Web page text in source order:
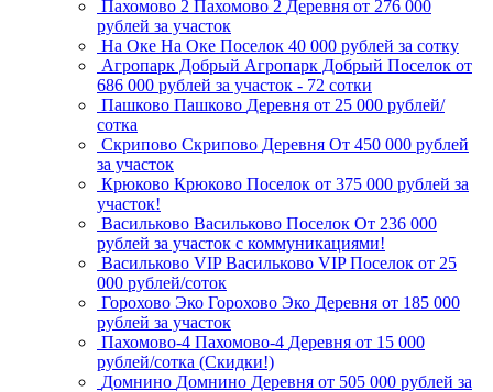
Пахомово 2 Пахомово 2 Деревня от 276 000
рублей за участок
На Оке На Оке Поселок 40 000 рублей за сотку
Агропарк Добрый Агропарк Добрый Поселок от
686 000 рублей за участок - 72 сотки
Пашково Пашково Деревня от 25 000 рублей/
сотка
Скрипово Скрипово Деревня От 450 000 рублей
за участок
Крюково Крюково Поселок от 375 000 рублей за
участок!
Васильково Васильково Поселок От 236 000
рублей за участок с коммуникациями!
Васильково VIP Васильково VIP Поселок от 25
000 рублей/соток
Горохово Эко Горохово Эко Деревня от 185 000
рублей за участок
Пахомово-4 Пахомово-4 Деревня от 15 000
рублей/сотка (Скидки!)
Домнино Домнино Деревня от 505 000 рублей за